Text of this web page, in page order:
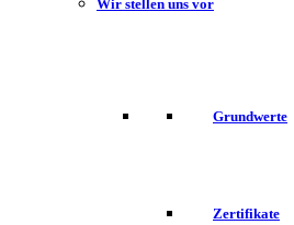
Wir stellen uns vor
Grundwerte
Zertifikate